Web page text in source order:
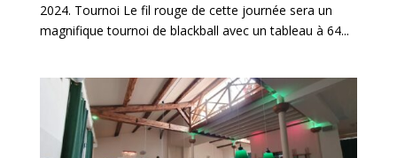
2024. Tournoi Le fil rouge de cette journée sera un
magnifique tournoi de blackball avec un tableau à 64...